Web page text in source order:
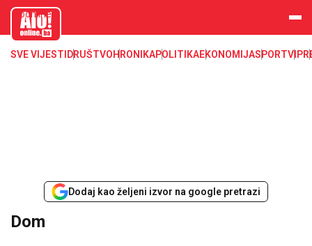
aloonline.b
SVE VIJESTI DRUŠTVOHRONIKAPOLITIKAEKONOMIJASPORTVIP
Dodaj kao željeni izvor na google pretrazi
Dom